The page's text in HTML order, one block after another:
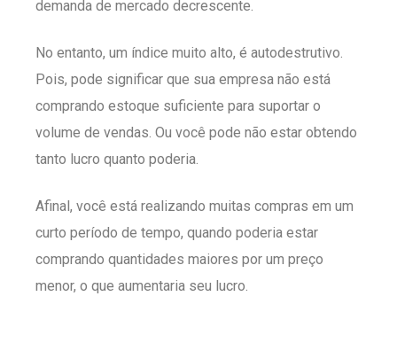
demanda de mercado decrescente.
No entanto, um índice muito alto, é autodestrutivo.
Pois, pode significar que sua empresa não está
comprando estoque suficiente para suportar o
volume de vendas. Ou você pode não estar obtendo
tanto lucro quanto poderia.
Afinal, você está realizando muitas compras em um
curto período de tempo, quando poderia estar
comprando quantidades maiores por um preço
menor, o que aumentaria seu lucro.